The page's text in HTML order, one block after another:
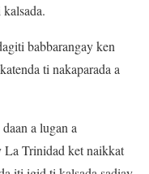
babbarangay ken
ti nakaparada a
a lugan a
La Trinidad ket naikkat